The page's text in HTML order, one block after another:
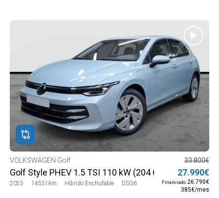
VOLKSWAGEN Golf
Golf Style PHEV 1.5 TSI 110 kW (204 CV) DSG6
2025 14551km Híbrido Enchufable DSG6
33.800€
27.990€
Financiado 26.790€
385€/mes